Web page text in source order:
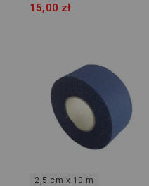
15,00 zł
2,5 cm x 10 m